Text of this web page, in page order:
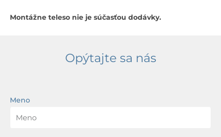
Montážne teleso nie je súčasťou dodávky.
Opýtajte sa nás
Meno